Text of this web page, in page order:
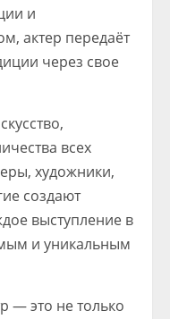
и
актер передаёт
через свое
всех
художники,
создают
выступление в
и уникальным
— это не только